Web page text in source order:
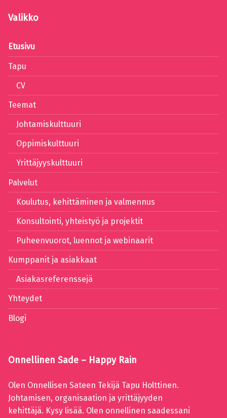
Valikko
Etusivu
Tapu
CV
Teemat
Johtamiskulttuuri
Oppimiskulttuuri
Yrittäjyyskulttuuri
Palvelut
Koulutus, kehittäminen ja valmennus
Konsultointi, yhteistyö ja projektit
Puheenvuorot, luennot ja webinaarit
Kumppanit ja asiakkaat
Asiakasreferenssejä
Yhteydet
Blogi
Onnellinen Sade – Happy Rain
Olen Onnellisen Sateen Tekijä Tapu Holttinen.
Johtamisen, organisaation ja yrittäjyyden
kehittäjä. Kysy lisää. Olen onnellinen saadessani